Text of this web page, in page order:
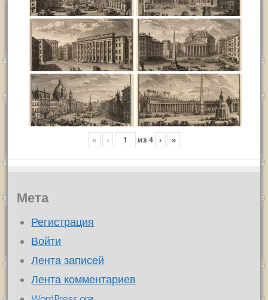
« ‹ из 4 › »
Мета
Регистрация
Войти
Лента записей
Лента комментариев